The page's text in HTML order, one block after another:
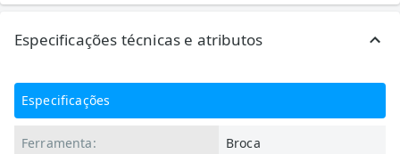
Especificações técnicas e atributos
Especificações
Ferramenta: Broca